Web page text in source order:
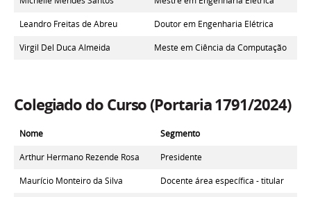
Leandro Freitas de Abreu
Doutor em Engenharia Elétrica
Virgil Del Duca Almeida
Meste em Ciência da Computação
Colegiado do Curso (Portaria 1791/2024)
Nome
Segmento
Arthur Hermano Rezende Rosa
Presidente
Maurício Monteiro da Silva
Docente área específica - titular